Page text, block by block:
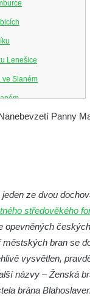
Lenešice
ve Slaném
opevnění Český
Bezdězem
Kamenici
v Kadani
Panny
jeden ze dvou
středověkého
opevněných
městských bran se
vysvětlen,
názvy – Ženská
brána